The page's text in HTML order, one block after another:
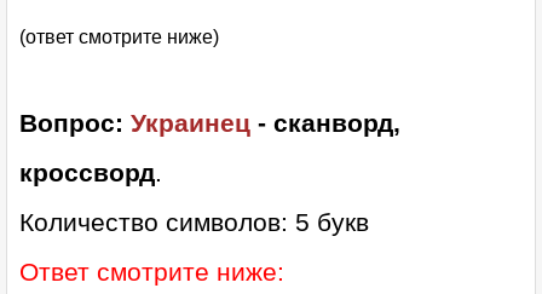
(ответ смотрите ниже)
Вопрос: Украинец - сканворд,
кроссворд.
Количество символов: 5 букв
Ответ смотрите ниже: